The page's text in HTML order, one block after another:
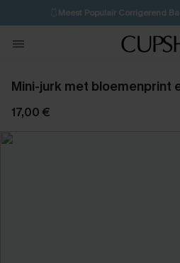
🩱Meest Populair Corrigerend
💌Abonneer je & ontvang
Koop 3, krijg 15%
Mini-jurk met bloemenprint
17,00 €